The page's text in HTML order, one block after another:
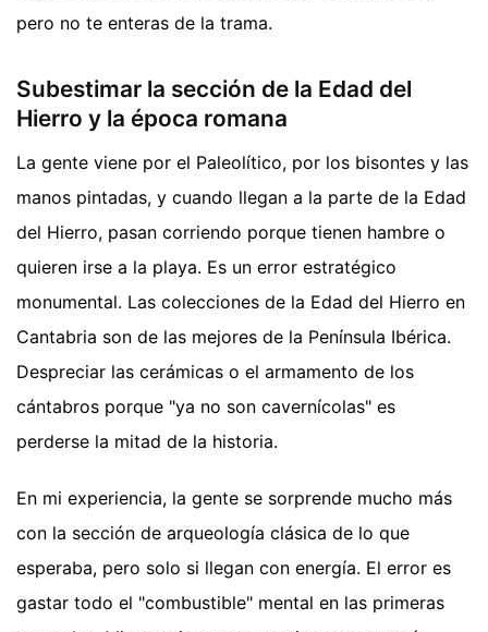
pero no te enteras de la trama.
Subestimar la sección de la Edad del
Hierro y la época romana
La gente viene por el Paleolítico, por los bisontes y las
manos pintadas, y cuando llegan a la parte de la Edad
del Hierro, pasan corriendo porque tienen hambre o
quieren irse a la playa. Es un error estratégico
monumental. Las colecciones de la Edad del Hierro en
Cantabria son de las mejores de la Península Ibérica.
Despreciar las cerámicas o el armamento de los
cántabros porque "ya no son cavernícolas" es
perderse la mitad de la historia.
En mi experiencia, la gente se sorprende mucho más
con la sección de arqueología clásica de lo que
esperaba, pero solo si llegan con energía. El error es
gastar todo el "combustible" mental en las primeras